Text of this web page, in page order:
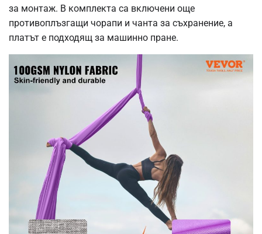
за монтаж. В комплекта са включени още
противоплъзгащи чорапи и чанта за съхранение, а
платът е подходящ за машинно пране.